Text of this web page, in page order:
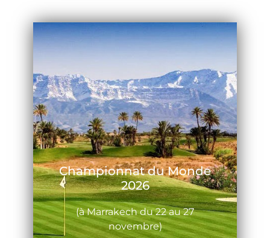
Championnat du Monde
2026
(à Marrakech du 22 au 27
novembre)